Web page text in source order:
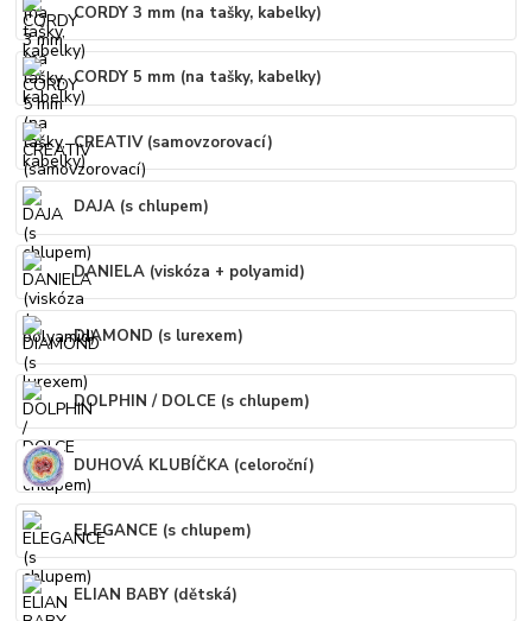
CORDY 3 mm (na tašky, kabelky)
CORDY 5 mm (na tašky, kabelky)
CREATIV (samovzorovací)
DAJA (s chlupem)
DANIELA (viskóza + polyamid)
DIAMOND (s lurexem)
DOLPHIN / DOLCE (s chlupem)
DUHOVÁ KLUBÍČKA (celoroční)
ELEGANCE (s chlupem)
ELIAN BABY (dětská)